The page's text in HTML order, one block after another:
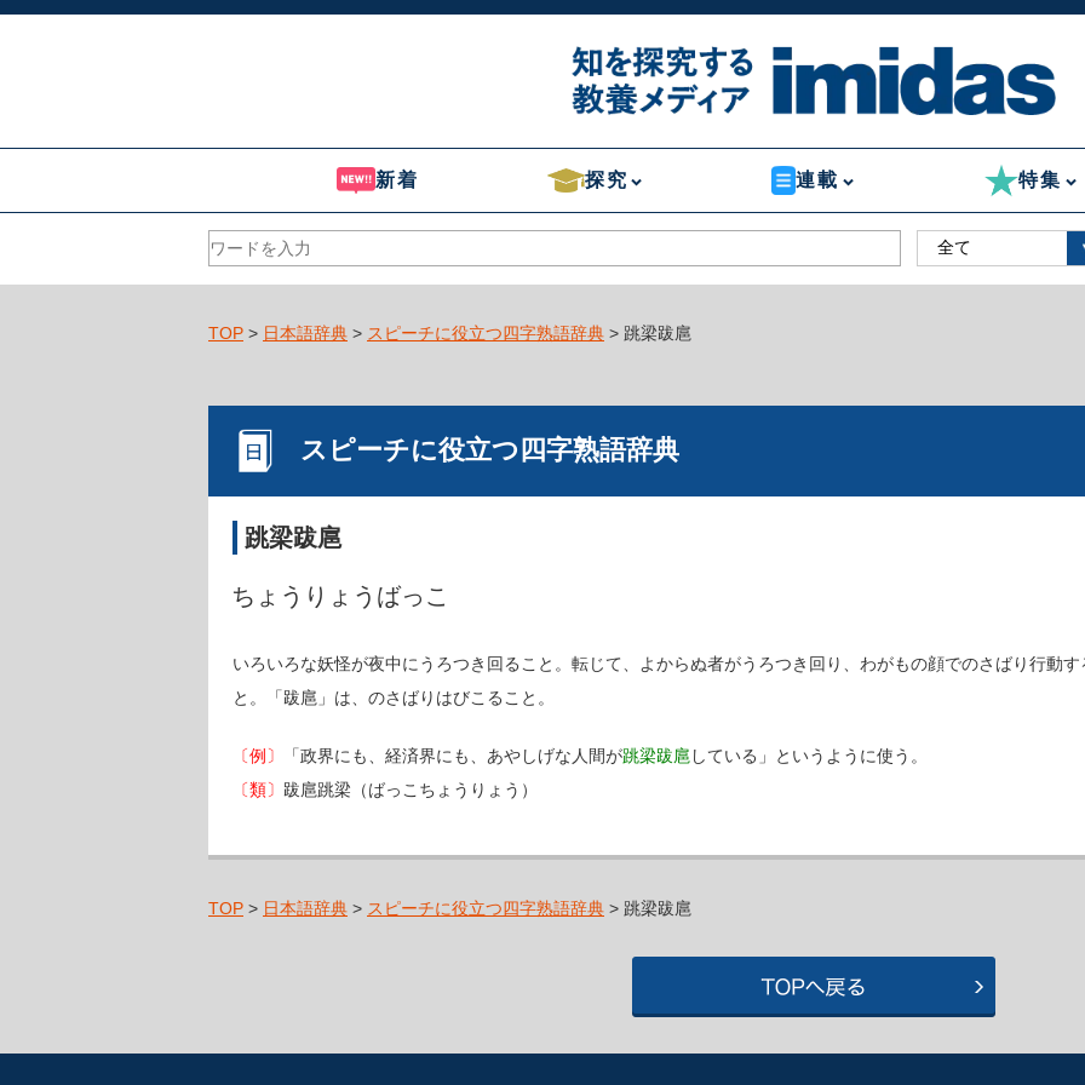
新着 探究 連載 特集
TOP > 日本語辞典 > スピーチに役立つ四字熟語辞典 > 跳梁跋扈
スピーチに役立つ四字熟語辞典
跳梁跋扈
ちょうりょうばっこ
いろいろな妖怪が夜中にうろつき回ること。転じて、よからぬ者がうろつき回り、わがもの顔でのさばり行動
と。「跋扈」は、のさばりはびこること。
〔例〕 「政界にも、経済界にも、あやしげな人間が跳梁跋扈 している」というように使う。
〔類〕 跋扈跳梁（ばっこちょうりょう）
TOP > 日本語辞典 > スピーチに役立つ四字熟語辞典 > 跳梁跋扈